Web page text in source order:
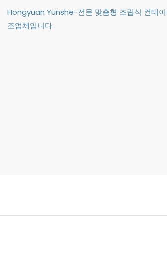
Hongyuan Yunshe-전문 맞춤형 조립식 컨테
조업체입니다.